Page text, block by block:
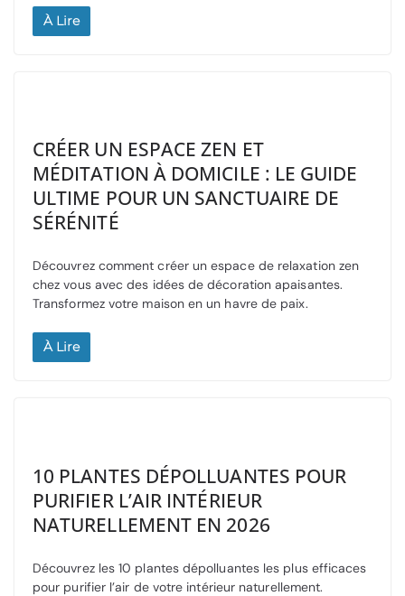
À Lire
CRÉER UN ESPACE ZEN ET
MÉDITATION À DOMICILE : LE GUIDE
ULTIME POUR UN SANCTUAIRE DE
SÉRÉNITÉ
Découvrez comment créer un espace de relaxation zen
chez vous avec des idées de décoration apaisantes.
Transformez votre maison en un havre de paix.
À Lire
10 PLANTES DÉPOLLUANTES POUR
PURIFIER L’AIR INTÉRIEUR
NATURELLEMENT EN 2026
Découvrez les 10 plantes dépolluantes les plus efficaces
pour purifier l’air de votre intérieur naturellement.